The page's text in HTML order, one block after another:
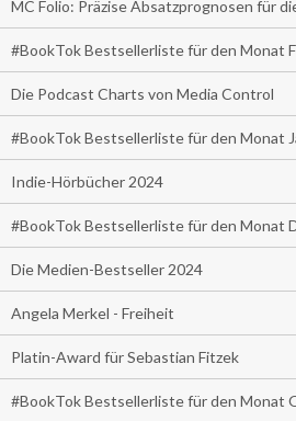
MC Folio: Präzise Absatzprognosen für
#BookTok Bestsellerliste für den Monat
Die Podcast Charts von Media Control
#BookTok Bestsellerliste für den Monat
Indie-Hörbücher 2024
#BookTok Bestsellerliste für den Monat
Die Medien-Bestseller 2024
Angela Merkel - Freiheit
Platin-Award für Sebastian Fitzek
#BookTok Bestsellerliste für den Monat